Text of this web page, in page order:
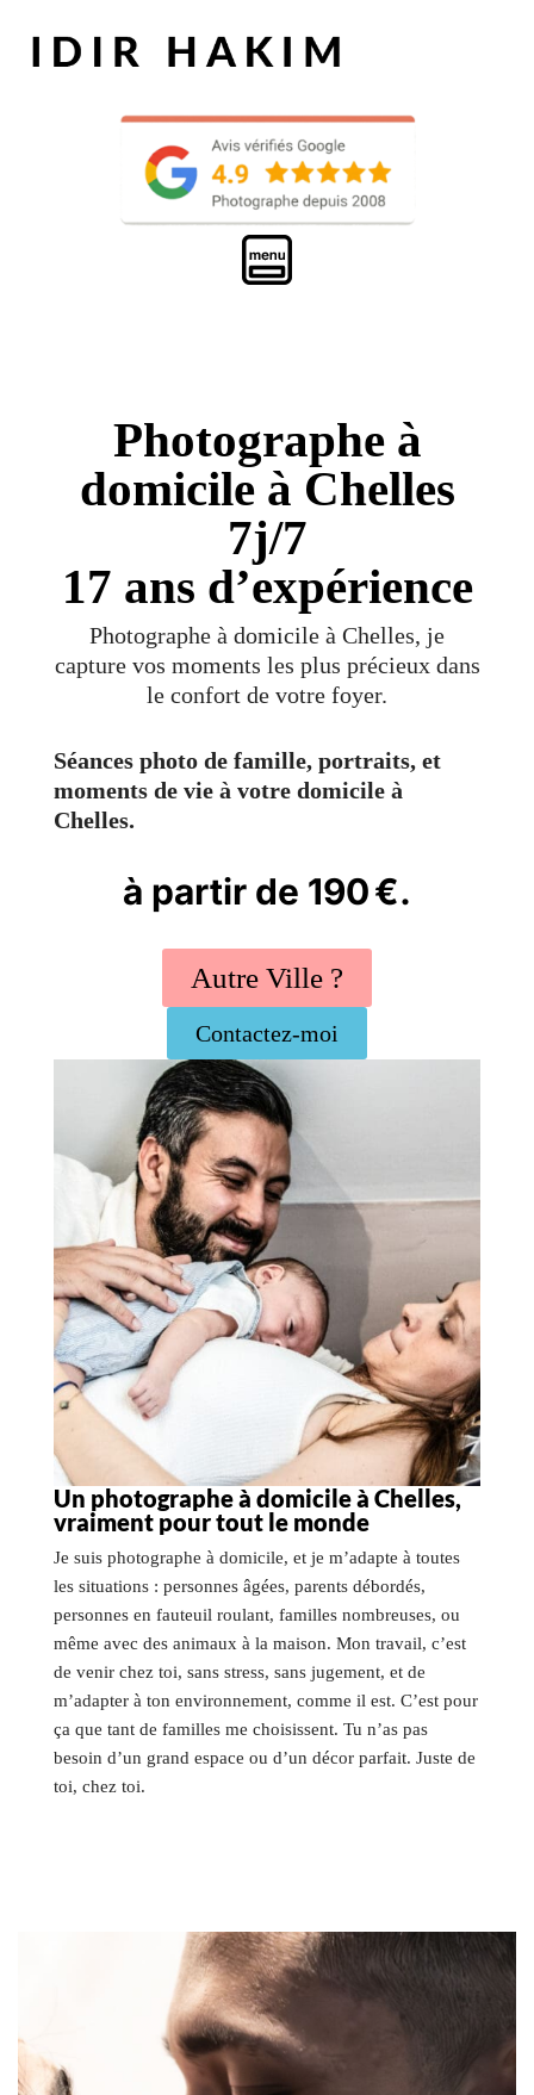
Photographe à
domicile à Chelles
7j/7
17 ans d’expérience
Photographe à domicile à Chelles, je
capture vos moments les plus précieux dans
le confort de votre foyer.
Séances photo de famille, portraits, et
moments de vie à votre domicile à
Chelles.
à partir de 190 €.
Autre Ville ?
Contactez-moi
Un photographe à domicile à Chelles,
vraiment pour tout le monde
Je suis photographe à domicile, et je m’adapte à toutes
les situations : personnes âgées, parents débordés,
personnes en fauteuil roulant, familles nombreuses, ou
même avec des animaux à la maison. Mon travail, c’est
de venir chez toi, sans stress, sans jugement, et de
m’adapter à ton environnement, comme il est. C’est pour
ça que tant de familles me choisissent. Tu n’as pas
besoin d’un grand espace ou d’un décor parfait. Juste de
toi, chez toi.